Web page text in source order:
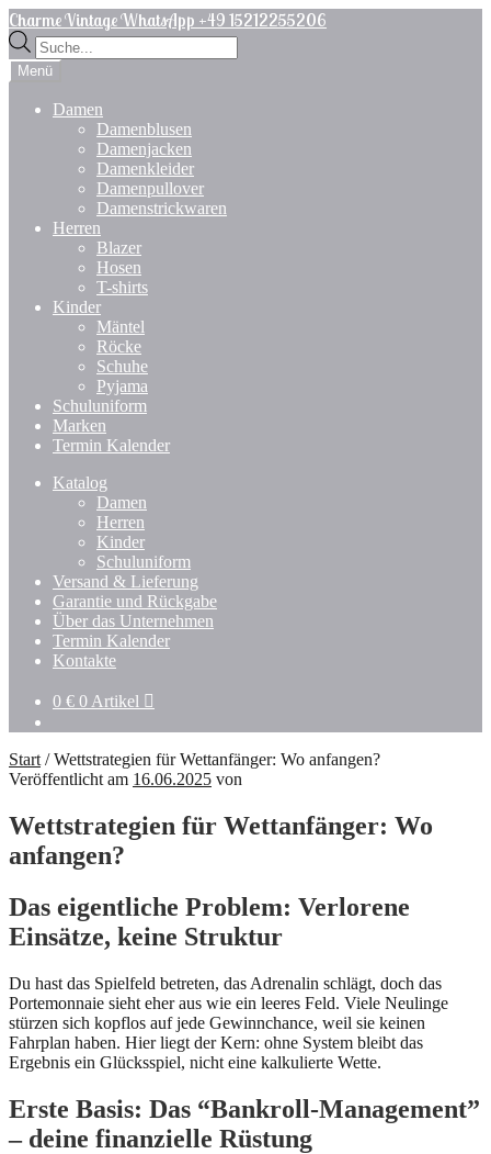
Zur
Navigation
springen
Zum
Inhalt
springen
Charme Vintage WhatsApp +49 15212255206
Products
search
Menü
Damen
Damenblusen
Damenjacken
Damenkleider
Damenpullover
Damenstrickwaren
Herren
Blazer
Hosen
T-shirts
Kinder
Mäntel
Röcke
Schuhe
Pyjama
Schuluniform
Marken
Termin Kalender
Katalog
Damen
Herren
Kinder
Schuluniform
Versand & Lieferung
Garantie und Rückgabe
Über das Unternehmen
Termin Kalender
Kontakte
0 € 0 Artikel
Start /Wettstrategien für Wettanfänger: Wo anfangen?
Veröffentlicht am 16.06.2025 von
Wettstrategien für Wettanfänger: Wo
anfangen?
Das eigentliche Problem: Verlorene
Einsätze, keine Struktur
Du hast das Spielfeld betreten, das Adrenalin schlägt, doch das
Portemonnaie sieht eher aus wie ein leeres Feld. Viele Neulinge
stürzen sich kopflos auf jede Gewinnchance, weil sie keinen
Fahrplan haben. Hier liegt der Kern: ohne System bleibt das
Ergebnis ein Glücksspiel, nicht eine kalkulierte Wette.
Erste Basis: Das “Bankroll‑Management”
– deine finanzielle Rüstung